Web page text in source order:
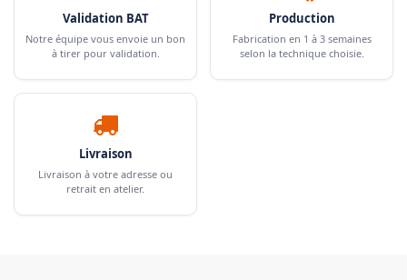
Validation BAT
Notre équipe vous envoie un bon
à tirer pour validation.
Production
Fabrication en 1 à 3 semaines
selon la technique choisie.
Livraison
Livraison à votre adresse ou
retrait en atelier.